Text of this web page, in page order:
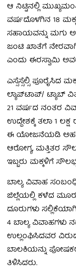
ಆ ನಿಟ್ಟಿನಲ್ಲಿ
ವರ್ಷದೊಳಗಿನ 18
ಸಹಾಯವನ್ನು ಮಗು
ಜಂಟಿ ಖಾತೆಗೆ
ಎಂದು ಈರಸ್ವಾಮಿ
ಎಸ್ಸೆಸ್ಸೆಲ್ಸಿ ಪೂರೈಸಿದ
ಲ್ಯಾಪ್‍ಟಾಪ್/ ಟ್ಯಾಬ್
21 ವರ್ಷದ ನಂತರ
ಉದ್ದೇಶಕ್ಕೆ ತಲಾ 1
ಈ ಯೋಜನೆಯಡಿ
ಆರೋಗ್ಯ, ಮತ್ತಿತರ
ಇಬ್ಬರು ಮಕ್ಕಳಿಗೆ
ಬಾಲ್ಯ ವಿವಾಹ
ಜಿಲ್ಲೆಯಲ್ಲಿ ಕಳೆದ
ದೂರುಗಳು
4 ಬಾಲ್ಯ ವಿವಾಹಗಳು
ಉಲ್ಲಂಘಿಸಿದವರ
ಬಾಲಕಿಯನ್ನು
ತಿಳಿಸಿದರು.